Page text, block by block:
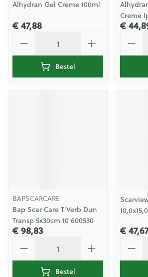
Alhydran Gel Creme 100ml
€ 47,88
Bestel
Creme
€
BAPSCARCARE
Bap Scar Care T Verb Dun
Transp 5x30cm 10 600530
€ 98,83
Bestel
€ 47,67